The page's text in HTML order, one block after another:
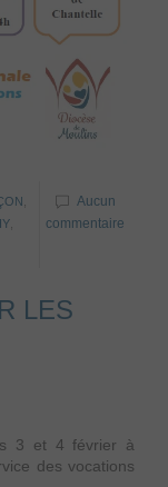
,
Aucun
commentaire
LES
3 et 4 février à
des vocations